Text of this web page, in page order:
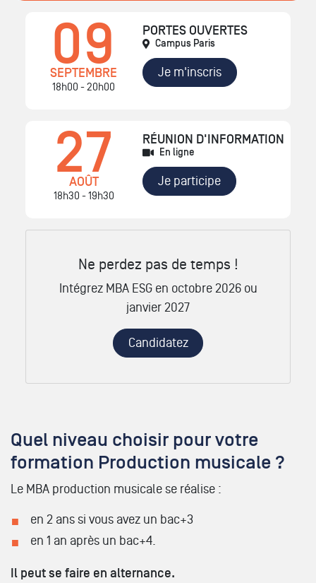
09
SEPTEMBRE
18h00 - 20h00
PORTES OUVERTES
Campus Paris
Je m'inscris
27
AOÛT
18h30 - 19h30
RÉUNION D'INFORMATION
En ligne
Je participe
Ne perdez pas de temps !
Intégrez MBA ESG en octobre 2026 ou
janvier 2027
Candidatez
Quel niveau choisir pour votre
formation Production musicale ?
Le MBA production musicale se réalise :
en 2 ans si vous avez un bac+3
en 1 an après un bac+4.
Il peut se faire en alternance.